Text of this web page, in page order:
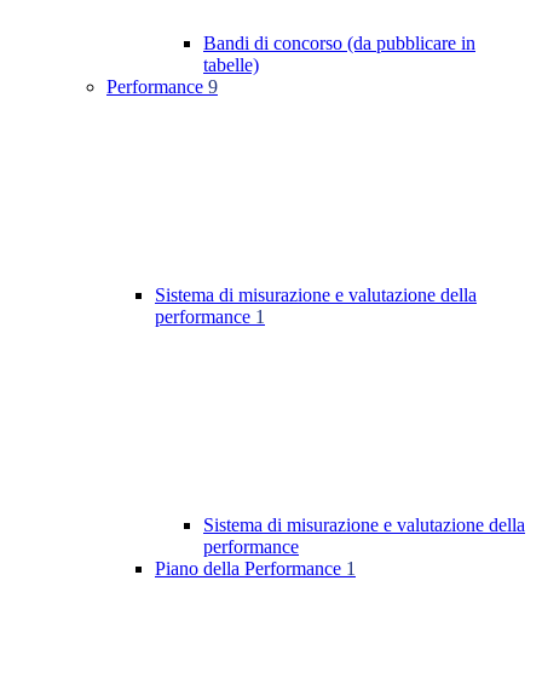
Bandi di concorso (da pubblicare in
tabelle)
Performance 9
Sistema di misurazione e valutazione della
performance 1
Sistema di misurazione e valutazione della
performance
Piano della Performance 1